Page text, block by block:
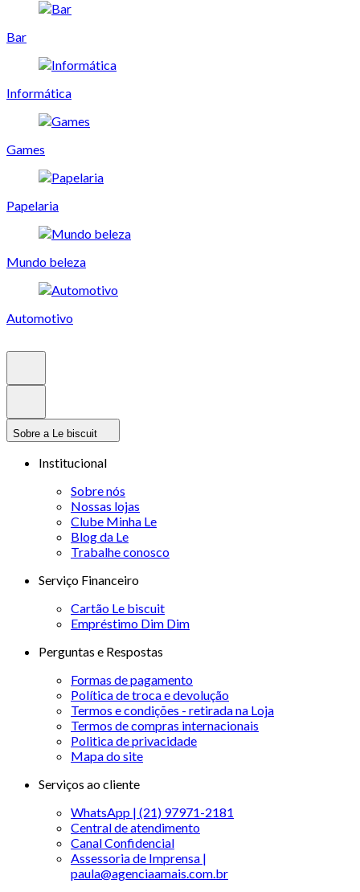
Bar
Informática
Games
Papelaria
Mundo beleza
Automotivo
Sobre a Le biscuit
Institucional
Sobre nós
Nossas lojas
Clube Minha Le
Blog da Le
Trabalhe conosco
Serviço Financeiro
Cartão Le biscuit
Empréstimo Dim Dim
Perguntas e Respostas
Formas de pagamento
Política de troca e devolução
Termos e condições - retirada na Loja
Termos de compras internacionais
Politica de privacidade
Mapa do site
Serviços ao cliente
WhatsApp | (21) 97971-2181
Central de atendimento
Canal Confidencial
Assessoria de Imprensa |
paula@agenciaamais.com.br